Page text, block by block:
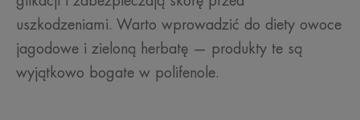
uszkodzeniami. Warto wprowadzić do diety owoce
jagodowe i zieloną herbatę — produkty te są
wyjątkowo bogate w polifenole.